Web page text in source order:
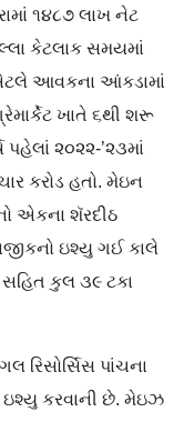
૧૪૮૭ લાખ નેટ
કેટલાક સમયમાં
આવકના આંકડામાં
ખાતે ૬થી શરૂ
૨૦૨૨-’૨૩માં
કરોડ હતો. મેઇન
એકના શૅરદીઠ
ઇશ્યુ ગઈ કાલે
સહિત કુલ ૩૯ ટકા
રિસોર્સિસ પાંચના
ઇશ્યુ કરવાની છે. મેઇઝ